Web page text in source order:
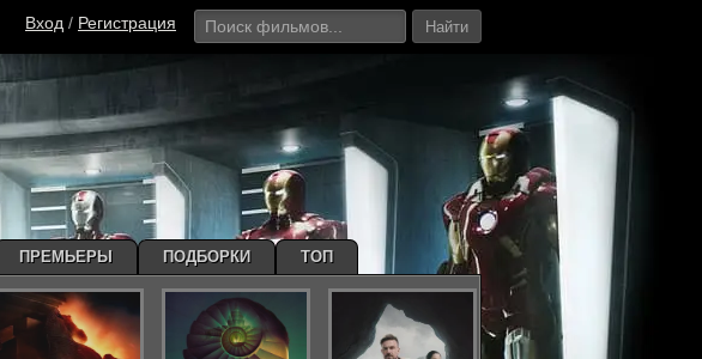
Вход / Регистрация Найти
ПРЕМЬЕРЫ ПОДБОРКИ ТОП